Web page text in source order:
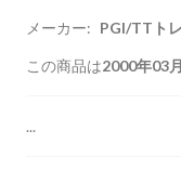
メーカー: PGI/TTト
この商品は2000年03
...